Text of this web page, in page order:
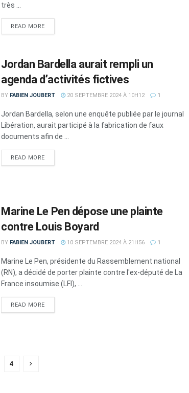
très ...
READ MOREDETAILS
Jordan Bardella aurait rempli un
agenda d’activités fictives
BY FABIEN JOUBERT 20 SEPTEMBRE 2024 À 10H12 1
Jordan Bardella, selon une enquête publiée par le journal
Libération, aurait participé à la fabrication de faux
documents afin de ...
READ MOREDETAILS
Marine Le Pen dépose une plainte
contre Louis Boyard
BY FABIEN JOUBERT 10 SEPTEMBRE 2024 À 21H56 1
Marine Le Pen, présidente du Rassemblement national
(RN), a décidé de porter plainte contre l'ex-député de La
France insoumise (LFI), ...
READ MOREDETAILS
4